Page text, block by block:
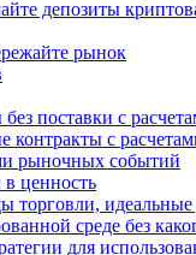
депозиты
рынок
поставки с
контракты с
рыночных событий
ценность
идеальные
среде без
для